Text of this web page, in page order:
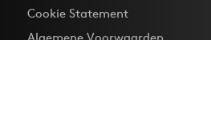
Cookie Statement
Algemene Voorwaarden